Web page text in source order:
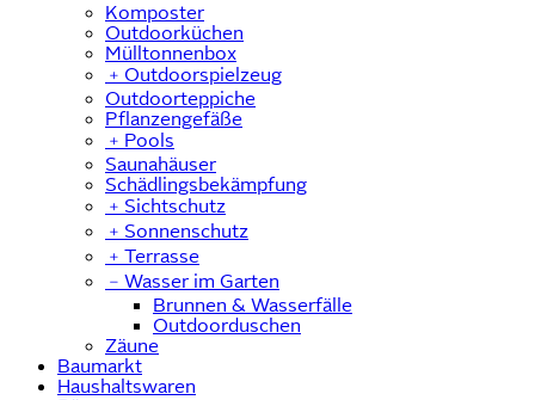
Komposter
Outdoorküchen
Mülltonnenbox
﹢ Outdoorspielzeug
Outdoorteppiche
Pflanzengefäße
﹢ Pools
Saunahäuser
Schädlingsbekämpfung
﹢ Sichtschutz
﹢ Sonnenschutz
﹢ Terrasse
﹣ Wasser im Garten
Brunnen & Wasserfälle
Outdoorduschen
Zäune
Baumarkt
Haushaltswaren